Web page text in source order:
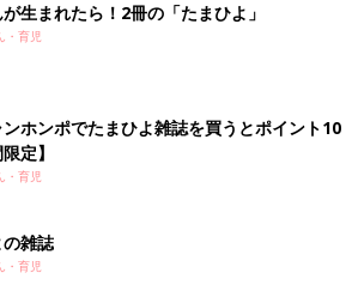
生まれたら！2冊の「たまひよ」
・育児
ホンポでたまひよ雑誌を買うとポイント10
定】
・育児
雑誌
・育児